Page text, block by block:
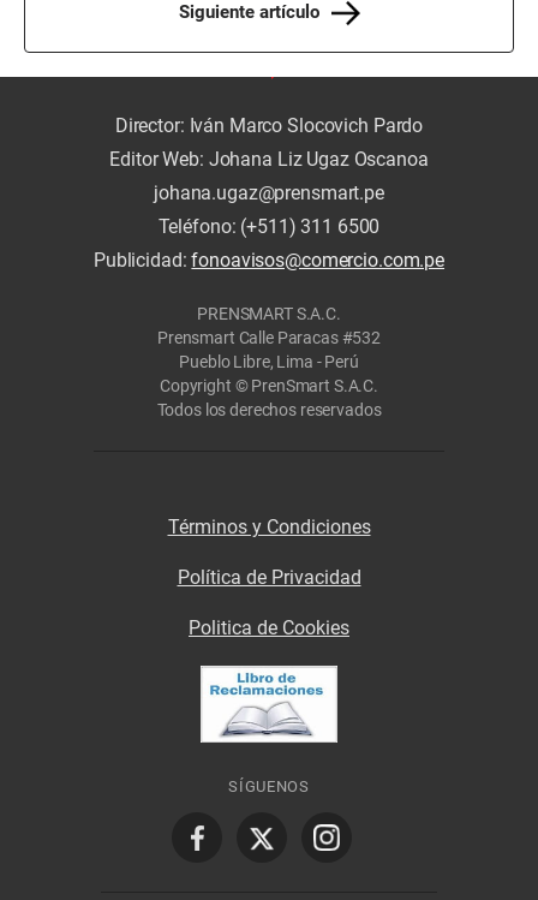
Siguiente artículo
Director: Iván Marco Slocovich Pardo
Editor Web: Johana Liz Ugaz Oscanoa
johana.ugaz@prensmart.pe
Teléfono: (+511) 311 6500
Publicidad:fonoavisos@comercio.com.pe
PRENSMART S.A.C.
Prensmart Calle Paracas #532
Pueblo Libre, Lima - Perú
Copyright © PrenSmart S.A.C.
Todos los derechos reservados
Términos y Condiciones
Política de Privacidad
Politica de Cookies
SÍGUENOS